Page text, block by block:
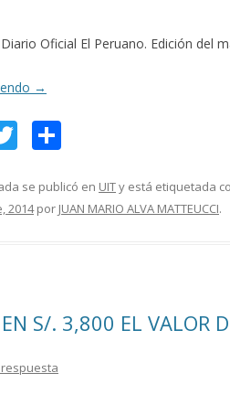
Diario Oficial El Peruano. Edición del
→
T
itt
er
m
p
r
se publicó en UITy está etiquetada
2014por JUAN MARIO ALVA MATTEUCCI.
EN S/. 3,800 EL VALOR